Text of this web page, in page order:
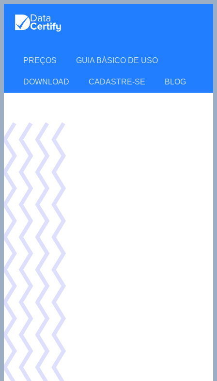
PREÇOS GUIA BÁSICO DE USO
DOWNLOAD CADASTRE-SE BLOG